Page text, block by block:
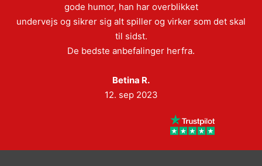
gode humor, han har overblikket
undervejs og sikrer sig alt spiller og virker som det skal
til sidst.
De bedste anbefalinger herfra.
Betina R.
12. sep 2023